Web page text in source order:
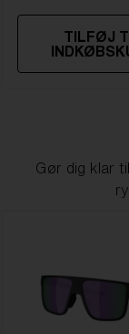
TILFØJ
Gør dig klar